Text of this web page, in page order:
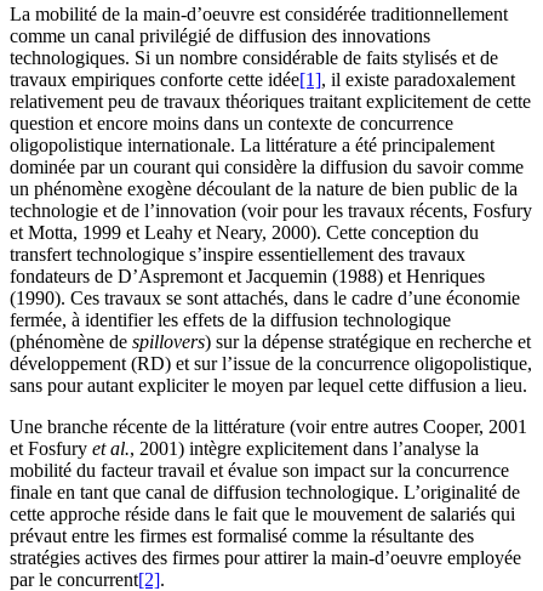
La mobilité de la main-d’oeuvre est considérée traditionnellement
comme un canal privilégié de diffusion des innovations
technologiques. Si un nombre considérable de faits stylisés et de
travaux empiriques conforte cette idée[1], il existe paradoxalement
relativement peu de travaux théoriques traitant explicitement de cette
question et encore moins dans un contexte de concurrence
oligopolistique internationale. La littérature a été principalement
dominée par un courant qui considère la diffusion du savoir comme
un phénomène exogène découlant de la nature de bien public de la
technologie et de l’innovation (voir pour les travaux récents, Fosfury
et Motta, 1999 et Leahy et Neary, 2000). Cette conception du
transfert technologique s’inspire essentiellement des travaux
fondateurs de D’Aspremont et Jacquemin (1988) et Henriques
(1990). Ces travaux se sont attachés, dans le cadre d’une économie
fermée, à identifier les effets de la diffusion technologique
(phénomène de spillovers) sur la dépense stratégique en recherche et
développement (RD) et sur l’issue de la concurrence oligopolistique,
sans pour autant expliciter le moyen par lequel cette diffusion a lieu.
Une branche récente de la littérature (voir entre autres Cooper, 2001
et Fosfury et al., 2001) intègre explicitement dans l’analyse la
mobilité du facteur travail et évalue son impact sur la concurrence
finale en tant que canal de diffusion technologique. L’originalité de
cette approche réside dans le fait que le mouvement de salariés qui
prévaut entre les firmes est formalisé comme la résultante des
stratégies actives des firmes pour attirer la main-d’oeuvre employée
par le concurrent[2].